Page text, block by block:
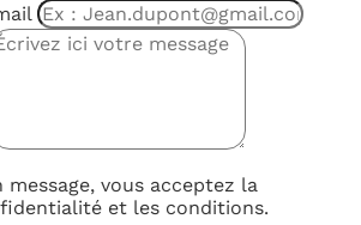
vous acceptez la
et les conditions.